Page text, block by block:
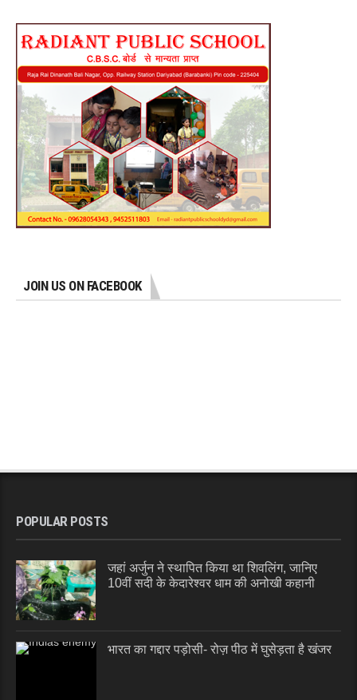
JOIN US ON FACEBOOK
POPULAR POSTS
जहां अर्जुन ने स्थापित किया था शिवलिंग, जानिए
10वीं सदी के केदारेश्वर धाम की अनोखी कहानी
भारत का गद्दार पड़ोसी- रोज़ पीठ में घुसेड़ता है खंजर